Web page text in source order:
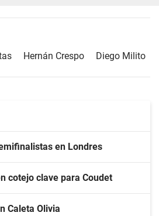
Hernán Crespo Diego Milito
en Londres
cotejo clave para Coudet
Caleta Olivia